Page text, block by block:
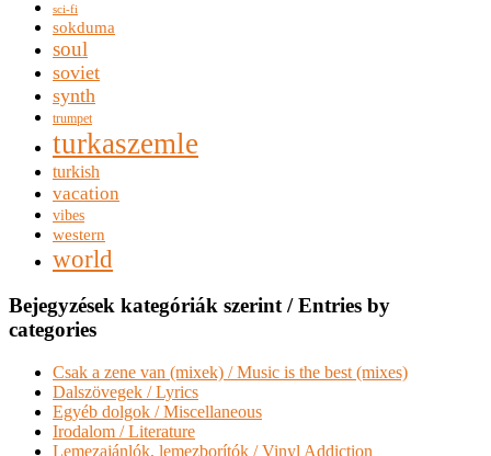
sci-fi
sokduma
soul
soviet
synth
trumpet
turkaszemle
turkish
vacation
vibes
western
world
Bejegyzések kategóriák szerint / Entries by
categories
Csak a zene van (mixek) / Music is the best (mixes)
Dalszövegek / Lyrics
Egyéb dolgok / Miscellaneous
Irodalom / Literature
Lemezajánlók, lemezborítók / Vinyl Addiction